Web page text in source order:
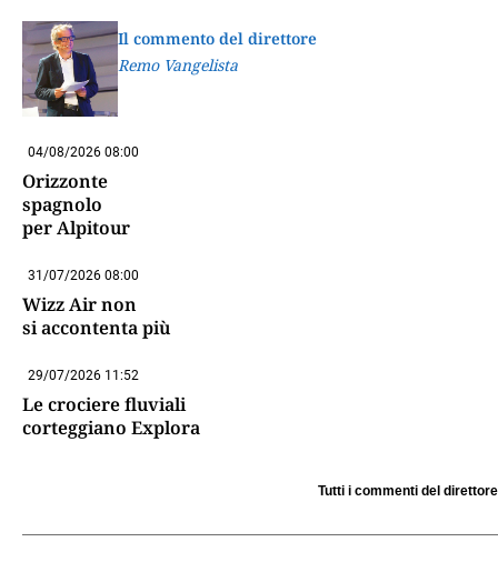
Il commento del direttore
Remo Vangelista
04/08/2026 08:00
Orizzonte
spagnolo
per Alpitour
31/07/2026 08:00
Wizz Air non
si accontenta più
29/07/2026 11:52
Le crociere fluviali
corteggiano Explora
Tutti i commenti del direttore